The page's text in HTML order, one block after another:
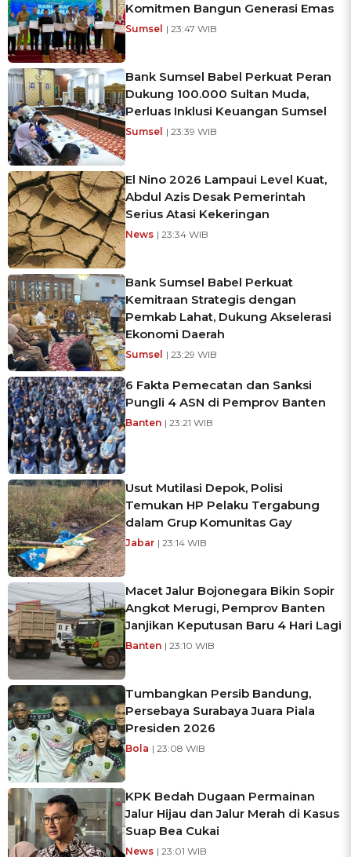
Komitmen Bangun Generasi Emas
Sumsel | 23:47 WIB
Bank Sumsel Babel Perkuat Peran
Dukung 100.000 Sultan Muda,
Perluas Inklusi Keuangan Sumsel
Sumsel | 23:39 WIB
El Nino 2026 Lampaui Level Kuat,
Abdul Azis Desak Pemerintah
Serius Atasi Kekeringan
News | 23:34 WIB
Bank Sumsel Babel Perkuat
Kemitraan Strategis dengan
Pemkab Lahat, Dukung Akselerasi
Ekonomi Daerah
Sumsel | 23:29 WIB
6 Fakta Pemecatan dan Sanksi
Pungli 4 ASN di Pemprov Banten
Banten | 23:21 WIB
Usut Mutilasi Depok, Polisi
Temukan HP Pelaku Tergabung
dalam Grup Komunitas Gay
Jabar | 23:14 WIB
Macet Jalur Bojonegara Bikin Sopir
Angkot Merugi, Pemprov Banten
Janjikan Keputusan Baru 4 Hari Lagi
Banten | 23:10 WIB
Tumbangkan Persib Bandung,
Persebaya Surabaya Juara Piala
Presiden 2026
Bola | 23:08 WIB
KPK Bedah Dugaan Permainan
Jalur Hijau dan Jalur Merah di Kasus
Suap Bea Cukai
News | 23:01 WIB